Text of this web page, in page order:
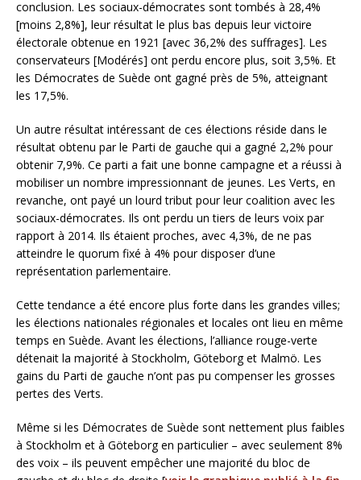
conclusion. Les sociaux-démocrates sont tombés à 28,4%
[moins 2,8%], leur résultat le plus bas depuis leur victoire
électorale obtenue en 1921 [avec 36,2% des suffrages]. Les
conservateurs [Modérés] ont perdu encore plus, soit 3,5%. Et
les Démocrates de Suède ont gagné près de 5%, atteignant
les 17,5%.
Un autre résultat intéressant de ces élections réside dans le
résultat obtenu par le Parti de gauche qui a gagné 2,2% pour
obtenir 7,9%. Ce parti a fait une bonne campagne et a réussi à
mobiliser un nombre impressionnant de jeunes. Les Verts, en
revanche, ont payé un lourd tribut pour leur coalition avec les
sociaux-démocrates. Ils ont perdu un tiers de leurs voix par
rapport à 2014. Ils étaient proches, avec 4,3%, de ne pas
atteindre le quorum fixé à 4% pour disposer d’une
représentation parlementaire.
Cette tendance a été encore plus forte dans les grandes villes;
les élections nationales régionales et locales ont lieu en même
temps en Suède. Avant les élections, l’alliance rouge-verte
détenait la majorité à Stockholm, Göteborg et Malmö. Les
gains du Parti de gauche n’ont pas pu compenser les grosses
pertes des Verts.
Même si les Démocrates de Suède sont nettement plus faibles
à Stockholm et à Göteborg en particulier – avec seulement 8%
des voix – ils peuvent empêcher une majorité du bloc de